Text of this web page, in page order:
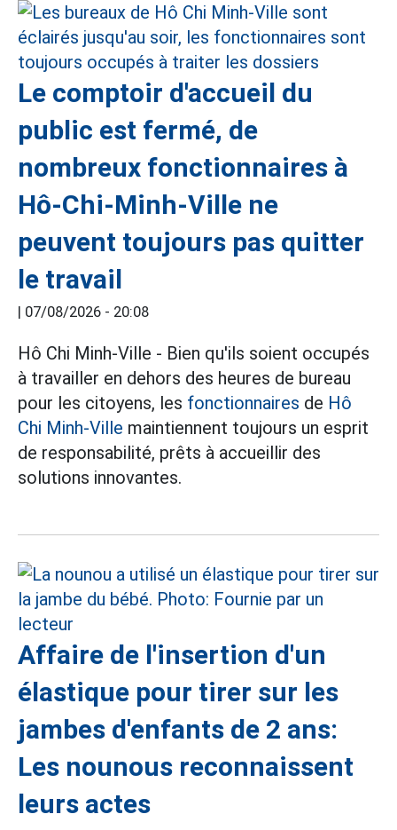
Le comptoir d'accueil du
public est fermé, de
nombreux fonctionnaires à
Hô-Chi-Minh-Ville ne
peuvent toujours pas quitter
le travail
| 07/08/2026 - 20:08
Hô Chi Minh-Ville - Bien qu'ils soient occupés
à travailler en dehors des heures de bureau
pour les citoyens, les fonctionnaires de Hô
Chi Minh-Ville maintiennent toujours un esprit
de responsabilité, prêts à accueillir des
solutions innovantes.
Affaire de l'insertion d'un
élastique pour tirer sur les
jambes d'enfants de 2 ans:
Les nounous reconnaissent
leurs actes